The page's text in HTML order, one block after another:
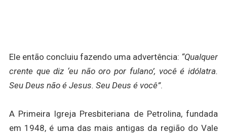
Ele então concluiu fazendo uma advertência: “Qualquer
crente que diz ‘eu não oro por fulano’, você é idólatra.
Seu Deus não é Jesus. Seu Deus é você”.
A Primeira Igreja Presbiteriana de Petrolina, fundada
em 1948, é uma das mais antigas da região do Vale